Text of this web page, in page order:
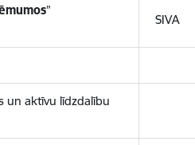
”
SIVA
un aktīvu līdzdalību